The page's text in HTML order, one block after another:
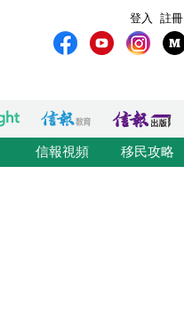
註冊
登入
信報視頻 移民攻略